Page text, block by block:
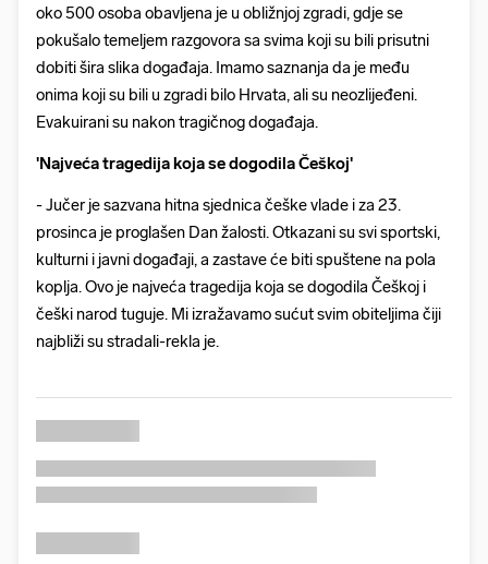
oko 500 osoba obavljena je u obližnjoj zgradi, gdje se
pokušalo temeljem razgovora sa svima koji su bili prisutni
dobiti šira slika događaja. Imamo saznanja da je među
onima koji su bili u zgradi bilo Hrvata, ali su neozlijeđeni.
Evakuirani su nakon tragičnog događaja.
'Najveća tragedija koja se dogodila Češkoj'
- Jučer je sazvana hitna sjednica češke vlade i za 23.
prosinca je proglašen Dan žalosti. Otkazani su svi sportski,
kulturni i javni događaji, a zastave će biti spuštene na pola
koplja. Ovo je najveća tragedija koja se dogodila Češkoj i
češki narod tuguje. Mi izražavamo sućut svim obiteljima čiji
najbliži su stradali-rekla je.